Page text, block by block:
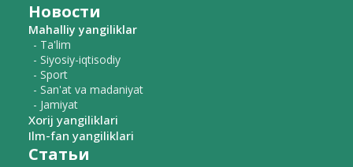
Новости
Mahalliy yangiliklar
- Ta'lim
- Siyosiy-iqtisodiy
- Sport
- San'at va madaniyat
- Jamiyat
Xorij yangiliklari
Ilm-fan yangiliklari
Статьи